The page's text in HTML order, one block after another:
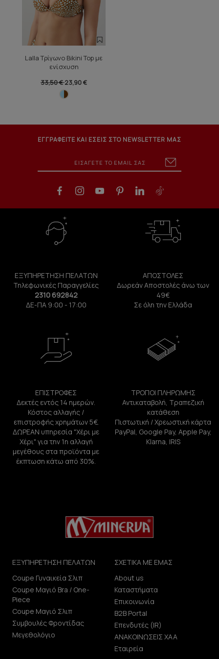
Lalla Τρίγωνο Bikini Top με
ενίσχυση
33,50 €23,90 €
ΕΓΓΡΑΦΕΙΤΕ ΚΑΙ ΕΣΕΙΣ ΣΤΟ NEWSLETTER ΜΑΣ
ΕΞΥΠΗΡΕΤΗΣΗ ΠΕΛΑΤΩΝ
Τηλεφωνικές Παραγγελίες
2310 692842
ΔΕ-ΠΑ 9:00 - 17:00
ΑΠΟΣΤΟΛΕΣ
Δωρεάν Αποστολές άνω των
49€
Σε όλη την Ελλάδα
ΕΠΙΣΤΡΟΦΕΣ
Δεκτές εντός 14 ημερών.
Κόστος αλλαγής /
επιστροφής χρημάτων 5€.
ΔΩΡΕΑΝ υπηρεσία "Χέρι με
Χέρι" για την 1η αλλαγή
μεγέθους στα προϊόντα με
έκπτωση κάτω από 30%.
ΤΡΟΠΟΙ ΠΛΗΡΩΜΗΣ
Αντικαταβολή, Τραπεζική
κατάθεση
Πιστωτική / Χρεωστική κάρτα
PayPal, Google Pay, Apple Pay,
Klarna, IRIS
ΕΞΥΠΗΡΕΤΗΣΗ ΠΕΛΑΤΩΝ
Coupe Γυναικεία Σλιπ
Coupe Μαγιό Bra / One-
Piece
Coupe Μαγιό Σλιπ
Συμβουλές Φροντίδας
Μεγεθολόγιο
ΣΧΕΤΙΚΑ ΜΕ ΕΜΑΣ
About us
Καταστήματα
Επικοινωνία
B2B Portal
Επενδυτές (IR)
ΑΝΑΚΟΙΝΩΣΕΙΣ ΧΑΑ
Εταιρεία